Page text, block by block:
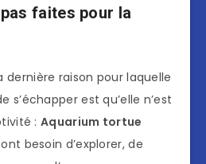
faites pour la
dernière raison pour laquelle
s’échapper est qu’elle n’est
:Aquarium tortue
besoin d’explorer, de